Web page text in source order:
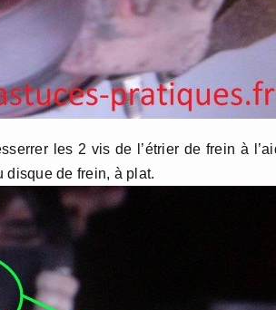
les 2 vis de l’étrier de frein à
disque de frein, à plat.